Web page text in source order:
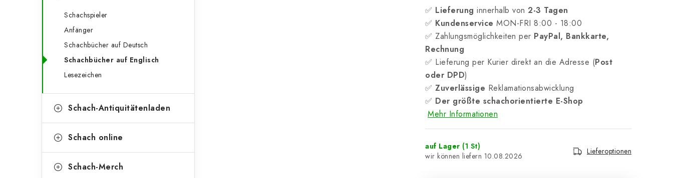
Schachspieler
Anfänger
Schachbücher auf Deutsch
Schachbücher auf Englisch
Lesezeichen
Schach-Antiquitätenladen
Schach online
Schach-Merch
✅ Lieferung innerhalb von 2-3 Tagen
✅ Kundenservice MON-FRI 8:00 - 18:00
✅ Zahlungsmöglichkeiten per PayPal, Bankkarte,
Rechnung
✅ Lieferung per Kurier direkt an die Adresse (Post
oder DPD)
✅ Zuverlässige Reklamationsabwicklung
✅ Der größte schachorientierte E-Shop
Mehr Informationen
auf Lager (1 St)
10.08.2026
Lieferoptionen